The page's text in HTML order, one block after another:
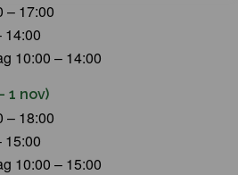
– 17:00
14:00
10:00 – 14:00
1 nov)
– 18:00
15:00
10:00 – 15:00